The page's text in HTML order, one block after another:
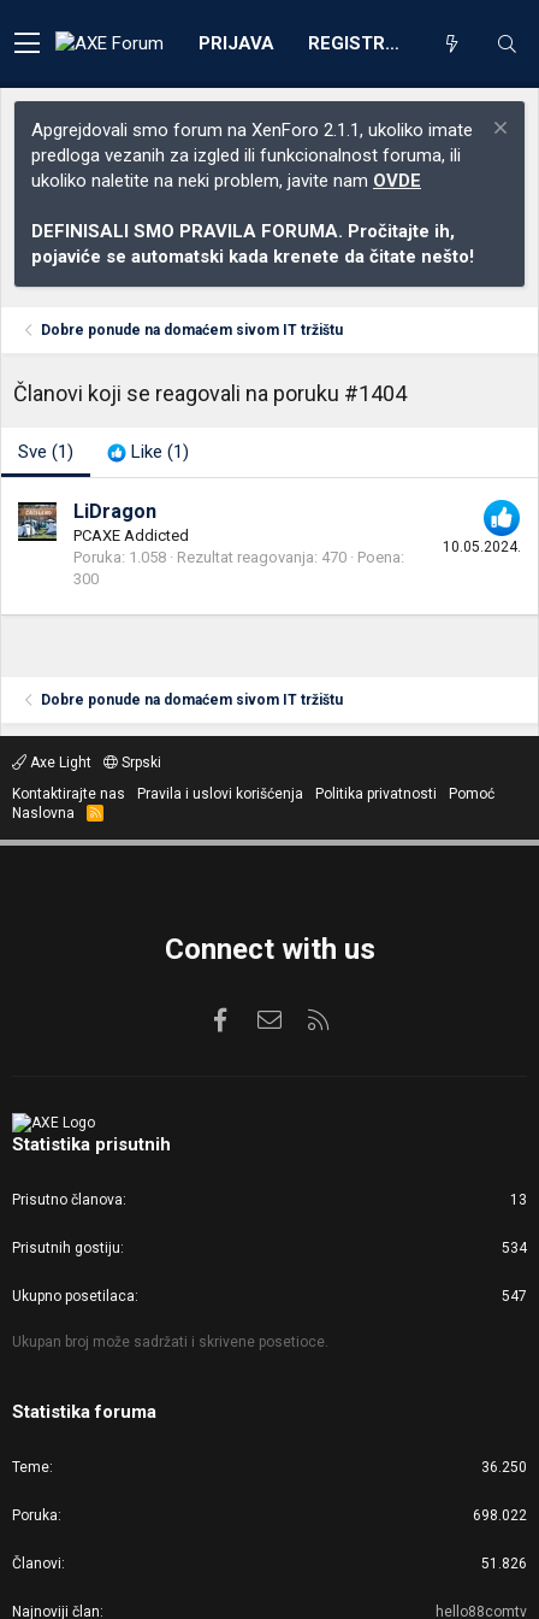
PRIJAVA REGISTRACIJA
Apgrejdovali smo forum na XenForo 2.1.1, ukoliko imate
predloga vezanih za izgled ili funkcionalnost foruma, ili
ukoliko naletite na neki problem, javite nam OVDE
DEFINISALI SMO PRAVILA FORUMA. Pročitajte ih,
pojaviće se automatski kada krenete da čitate nešto!
Dobre ponude na domaćem sivom IT tržištu
Članovi koji se reagovali na poruku #1404
Sve (1) Like (1)
10.05.2024.
LiDragon
PCAXE Addicted
Poruka 1.058 Rezultat reagovanja 470
Poena
300
Dobre ponude na domaćem sivom IT tržištu
Axe Light
Srpski
Kontaktirajte nas
Pravila i uslovi korišćenja Politika privatnosti
Pomoć
Naslovna
R
S
Connect with us
FacebookKontaktirajte nas
Statistika prisutnih
Prisutno članova 13
Prisutnih gostiju 534
Ukupno posetilaca 547
Ukupan broj može sadržati i skrivene posetioce.
Statistika foruma
Teme 36.250
Poruka 698.022
Članovi 51.826
Najnoviji član hello88comtv